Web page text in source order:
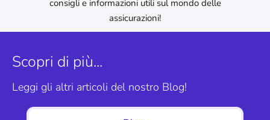
consigli e informazioni utili sul mondo delle
assicurazioni!
Scopri di più...
Leggi gli altri articoli del nostro Blog!